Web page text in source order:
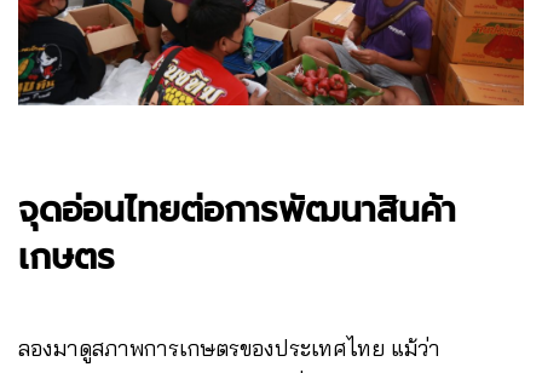
จุดอ่อนไทยต่อการพัฒนาสินค้า
เกษตร
ลองมาดูสภาพการเกษตรของประเทศไทย แม้ว่า